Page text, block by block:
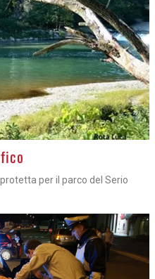
per il parco del Serio